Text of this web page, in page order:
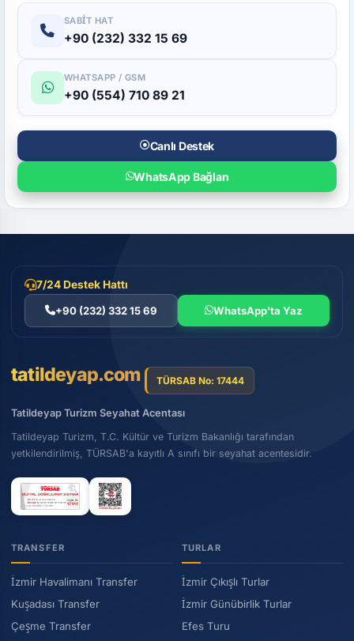
SABIT HAT
+90 (232) 332 15 69
WHATSAPP / GSM
+90 (554) 710 89 21
Canlı Destek
WhatsApp Bağlan
7/24 Destek Hattı
+90 (232) 332 15 69 WhatsApp'ta Yaz
tatildeyap.com TÜRSAB No: 17444
Tatildeyap Turizm Seyahat Acentası
Tatildeyap Turizm, T.C. Kültür ve Turizm Bakanlığı tarafından
yetkilendirilmiş, TÜRSAB'a kayıtlı A sınıfı bir seyahat acentesidir.
TRANSFER
İzmir Havalimanı Transfer
Kuşadası Transfer
Çeşme Transfer
TURLAR
İzmir Çıkışlı Turlar
İzmir Günübirlik Turlar
Efes Turu